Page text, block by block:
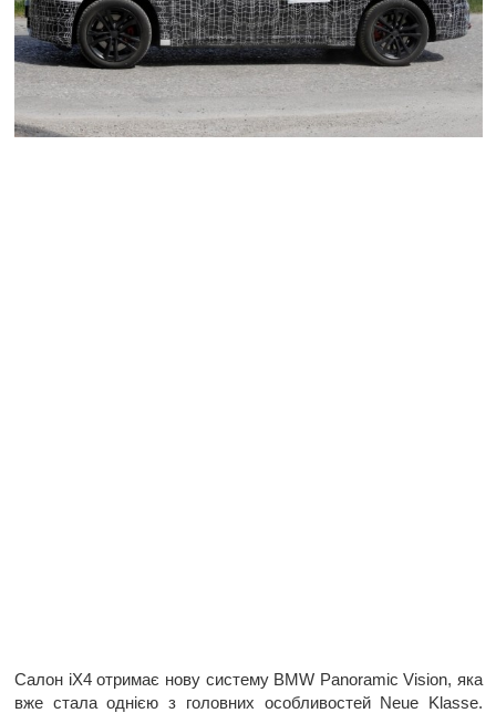
Салон iX4 отримає нову систему BMW Panoramic Vision, яка
вже стала однією з головних особливостей Neue Klasse.